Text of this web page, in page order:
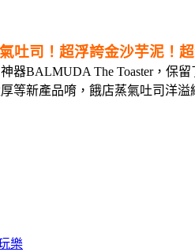
吐司！超浮誇金沙芋泥！
器BALMUDA The Toaster，保
等新產品唷，餓店蒸氣吐司洋
樂